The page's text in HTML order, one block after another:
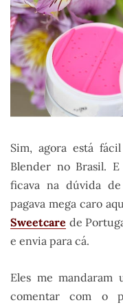
Sim, agora está
Blender no Brasil.
ficava na dúvida
pagava mega caro
Sweetcare de
e envia para cá.
Eles me
comentar com o